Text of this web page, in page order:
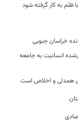
ظلم به کار گرفته شود
انسانیت به جامعه
همدلی و اخلاص است